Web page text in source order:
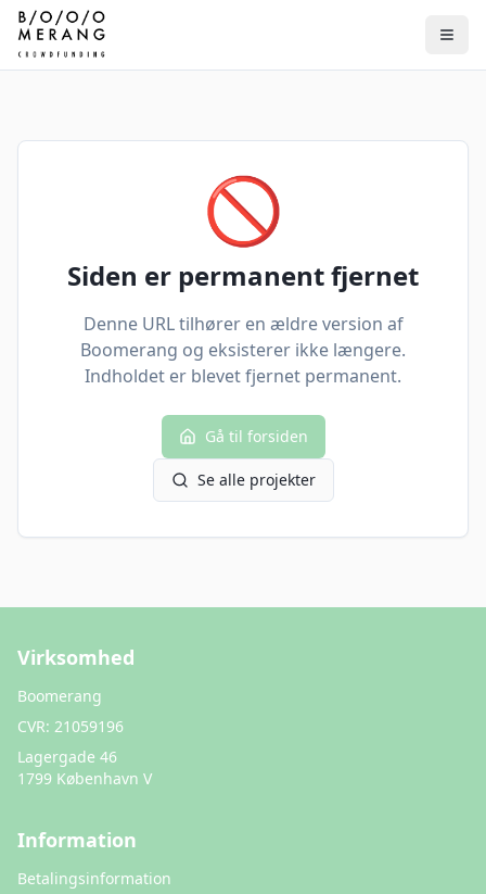
🚫
Siden er permanent fjernet
Denne URL tilhører en ældre version af
Boomerang og eksisterer ikke længere.
Indholdet er blevet fjernet permanent.
Gå til forsiden
Se alle projekter
Virksomhed
Boomerang
CVR: 21059196
Lagergade 46
1799 København V
Information
Betalingsinformation